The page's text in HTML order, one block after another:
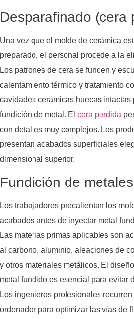
Desparafinado (cera
Una vez que el molde de cerámica
preparado, el personal procede a la
Los patrones de cera se funden y
calentamiento térmico y tratamiento
cavidades cerámicas huecas intactas
fundición de metal. El cera perdida
con detalles muy complejos. Los
presentan acabados superficiales
dimensional superior.
Fundición de metales
Los trabajadores precalientan los
acabados antes de inyectar metal
Las materias primas aplicables son
al carbono, aluminio, aleaciones de
y otros materiales metálicos. El
metal fundido es esencial para evitar
Los ingenieros profesionales
ordenador para optimizar las vías de